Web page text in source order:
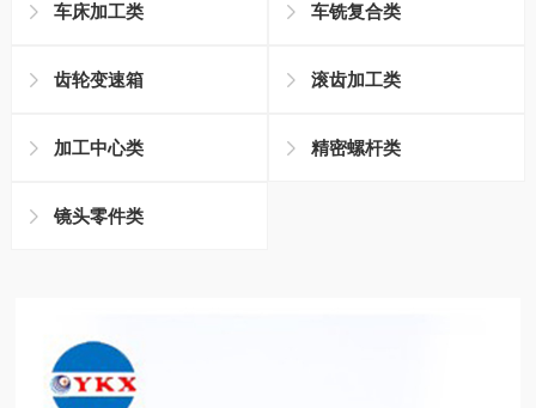
车床加工类 车铣复合类
齿轮变速箱 滚齿加工类
加工中心类 精密螺杆类
镜头零件类